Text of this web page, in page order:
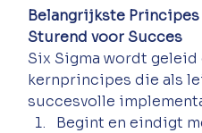
Belangrijkste Principes
Sturend voor Succes
Six Sigma wordt geleid
kernprincipes die als
succesvolle
Begint en eindigt